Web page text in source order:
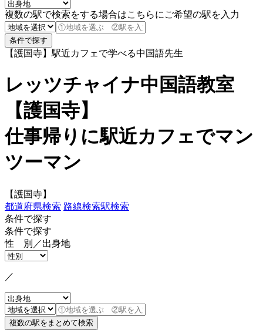
複数の駅で検索をする場合はこちらにご希望の駅を入力
【護国寺】駅近カフェで学べる中国語先生
レッツチャイナ中国語教室
【護国寺】
仕事帰りに駅近カフェでマン
ツーマン
【護国寺】
都道府県検索 路線検索駅検索
条件で探す
条件で探す
性 別／出身地
／